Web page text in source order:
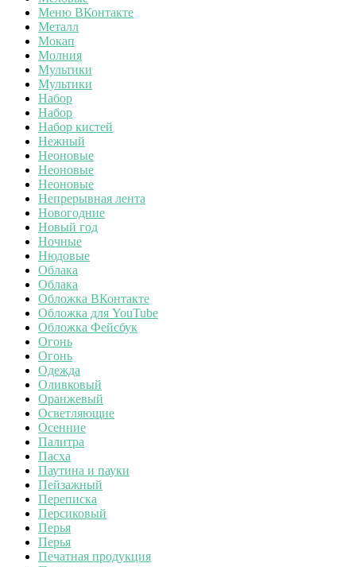
Меню ВКонтакте
Металл
Мокап
Молния
Мультики
Мультики
Набор
Набор
Набор кистей
Нежный
Неоновые
Неоновые
Неоновые
Непрерывная лента
Новогодние
Новый год
Ночные
Нюдовые
Облака
Облака
Обложка ВКонтакте
Обложка для YouTube
Обложка Фейсбук
Огонь
Огонь
Одежда
Оливковый
Оранжевый
Осветляющие
Осенние
Палитра
Пасха
Паутина и пауки
Пейзажный
Переписка
Персиковый
Перья
Перья
Печатная продукция